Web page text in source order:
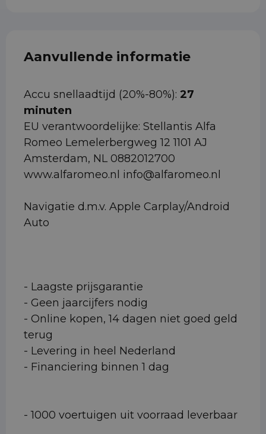
Aanvullende informatie
Accu snellaadtijd (20%-80%): 27
minuten
EU verantwoordelijke: Stellantis Alfa
Romeo Lemelerbergweg 12 1101 AJ
Amsterdam, NL 0882012700
www.alfaromeo.nl info@alfaromeo.nl
Navigatie d.m.v. Apple Carplay/Android
Auto
- Laagste prijsgarantie
- Geen jaarcijfers nodig
- Online kopen, 14 dagen niet goed geld
terug
- Levering in heel Nederland
- Financiering binnen 1 dag
- 1000 voertuigen uit voorraad leverbaar